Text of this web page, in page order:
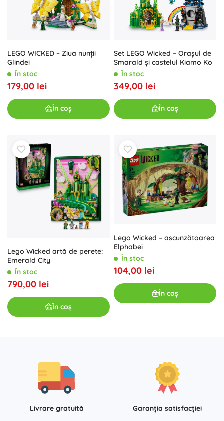
LEGO WICKED – Ziua nunții
Glindei
În stoc
179,00 lei
În coș
Set LEGO Wicked – Orașul de
Smarald și castelul Kiamo Ko
În stoc
349,00 lei
În coș
Lego Wicked artă de perete:
Emerald City
În stoc
790,00 lei
În coș
Lego Wicked – ascunzătoarea
Elphabei
În stoc
104,00 lei
În coș
Livrare gratuită
Garanția satisfacției